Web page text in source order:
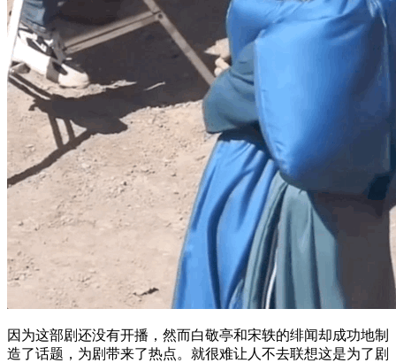
因为这部剧还没有开播，然而白敬亭和宋轶的绯闻却成功地制
造了话题，为剧带来了热点。就很难让人不去联想这是为了剧